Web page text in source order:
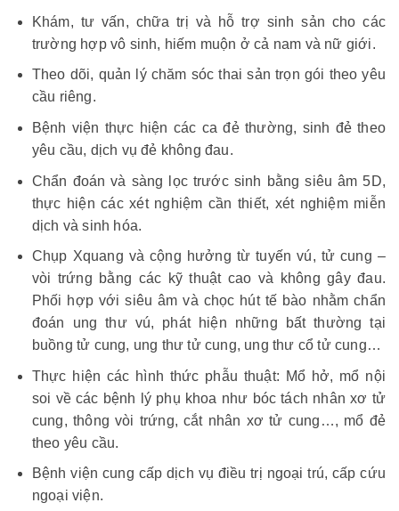
Khám, tư vấn, chữa trị và hỗ trợ sinh sản cho các
trường hợp vô sinh, hiếm muộn ở cả nam và nữ giới.
Theo dõi, quản lý chăm sóc thai sản trọn gói theo yêu
cầu riêng.
Bệnh viện thực hiện các ca đẻ thường, sinh đẻ theo
yêu cầu, dịch vụ đẻ không đau.
Chẩn đoán và sàng lọc trước sinh bằng siêu âm 5D,
thực hiện các xét nghiệm cần thiết, xét nghiệm miễn
dịch và sinh hóa.
Chụp Xquang và cộng hưởng từ tuyến vú, tử cung –
vòi trứng bằng các kỹ thuật cao và không gây đau.
Phối hợp với siêu âm và chọc hút tế bào nhằm chẩn
đoán ung thư vú, phát hiện những bất thường tại
buồng tử cung, ung thư tử cung, ung thư cổ tử cung…
Thực hiện các hình thức phẫu thuật: Mổ hở, mổ nội
soi về các bệnh lý phụ khoa như bóc tách nhân xơ tử
cung, thông vòi trứng, cắt nhân xơ tử cung…, mổ đẻ
theo yêu cầu.
Bệnh viện cung cấp dịch vụ điều trị ngoại trú, cấp cứu
ngoại viện.